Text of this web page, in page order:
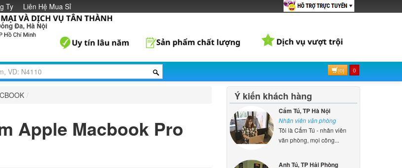
Ty Liên Hệ Mua Sỉ
[0] 0
/
Apple Macbook Pro
Ý kiến khách hàng
Cẩm Tú, TP Hà Nội
Nhân viên văn phòng
Tôi là Cẩm Tú - nhân viên
văn phòng, mọi công...
Anh Tú, TP Hải Phòng